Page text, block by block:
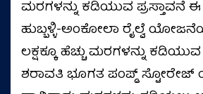
ಮರಗಳನ್ನು ಕಡಿಯುವ
ಹುಬ್ಬಳ್ಳಿ-ಅಂಕೋಲಾ ರೈಲ್ವೆ
ಲಕ್ಷಕ್ಕೂ ಹೆಚ್ಚು ಮರಗಳನ್ನು
ಶರಾವತಿ ಭೂಗತ ಪಂಪ್ಡ್